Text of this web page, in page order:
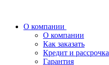
О компании
О компании
Как заказать
Кредит и рассрочка
Гарантия